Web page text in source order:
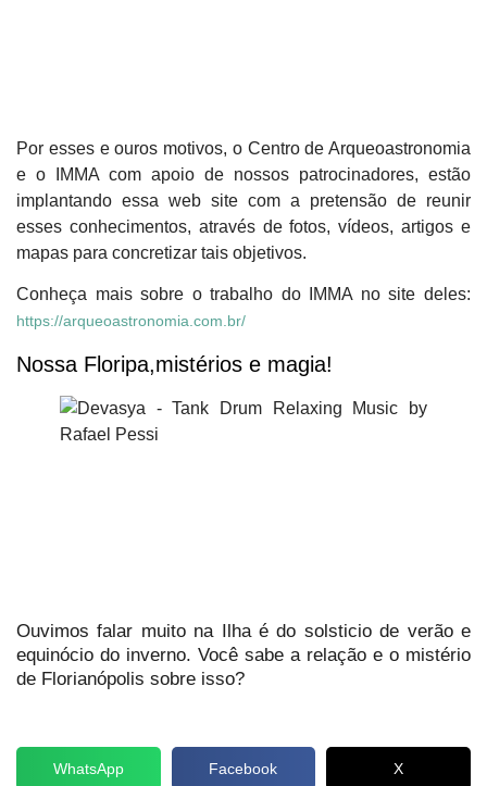
Por esses e ouros motivos, o Centro de Arqueoastronomia
e o IMMA com apoio de nossos patrocinadores, estão
implantando essa web site com a pretensão de reunir
esses conhecimentos, através de fotos, vídeos, artigos e
mapas para concretizar tais objetivos.
Conheça mais sobre o trabalho do IMMA no site deles:
https://arqueoastronomia.com.br/
Nossa Floripa,mistérios e magia!
Ouvimos falar muito na Ilha é do solsticio de verão e
equinócio do inverno. Você sabe a relação e o mistério
de Florianópolis sobre isso?
WhatsApp Facebook X